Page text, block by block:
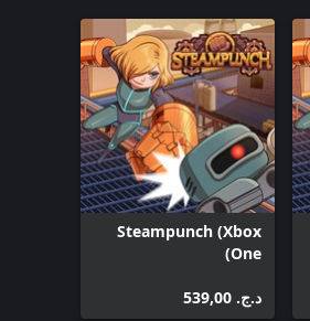
Steampunch (Xbox
One)
د.ج.‏ 539,00